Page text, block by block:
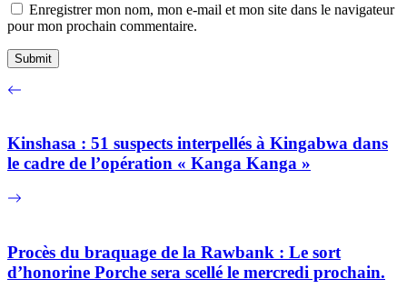
Enregistrer mon nom, mon e-mail et mon site dans le navigateur
pour mon prochain commentaire.
Kinshasa : 51 suspects interpellés à Kingabwa dans
le cadre de l’opération « Kanga Kanga »
Procès du braquage de la Rawbank : Le sort
d’honorine Porche sera scellé le mercredi prochain.